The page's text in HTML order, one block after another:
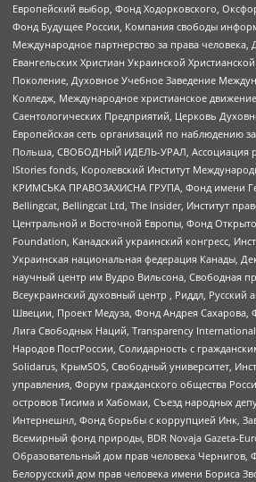
Европейский выбор, Фонд Ходорковского,
Фонд Будущее России, Компания свободы
Международное партнерство за права человека,
Евангельских Христиан Украинской
Поколение, Духовное Учебное Заведение
Колледж, Международное христианское
Саентологических Предприятий, Церковь
Европейская сеть организаций по наблюдению
Польша, СВОБОДНЫЙ ИДЕЛЬ-УРАЛ, Ассоциация
IStories fonds, Королевский Институт
КРИМСЬКА ПРАВОЗАХИСНА ГРУПА, Фонд имени
Bellingcat, Bellingcat Ltd, The Insider, Институт
Центральной и Восточной Европы, Фонд
Foundation, Канадский украинский конгресс,
Украинская национальная федерация Канады,
научный центр им Вудро Вильсона, Свободная
Всеукраинский духовный центр , Риддл, Русский
Швеции, Проект Медуза, Фонд Андрея Сахарова,
Лига Свободных Наций, Transparеncy
Народов ПостРоссии, Солидарность с
Solidarus, КрымSOS, Свободный университет,
управления, Форум гражданского общества
островов Тисима и Хабомаи, Съезд народных
Интернешнл, Фонд борьбы с коррупцией Инк,
Всемирный фонд природы, BDR Novaja Gazeta-
Образовательный дом прав человека Чернигов,
Белорусский дом прав человека имени Бориса